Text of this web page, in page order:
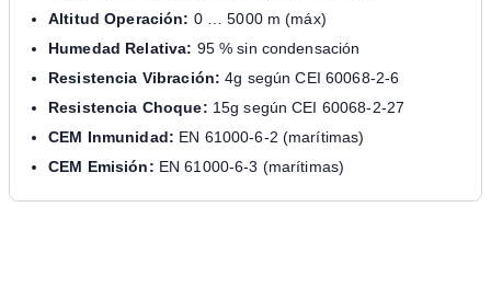
Altitud Operación: 0 … 5000 m (máx)
Humedad Relativa: 95 % sin condensación
Resistencia Vibración: 4g según CEI 60068-2-6
Resistencia Choque: 15g según CEI 60068-2-27
CEM Inmunidad: EN 61000-6-2 (marítimas)
CEM Emisión: EN 61000-6-3 (marítimas)